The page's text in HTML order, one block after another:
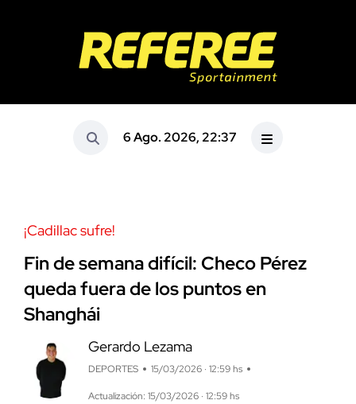
6 Ago. 2026, 22:37
¡Cadillac sufre!
Fin de semana difícil: Checo Pérez
queda fuera de los puntos en
Shanghái
Gerardo Lezama
DEPORTES 15/03/2026 · 12:59 hs
Actualización: 15/03/2026 · 12:59 hs